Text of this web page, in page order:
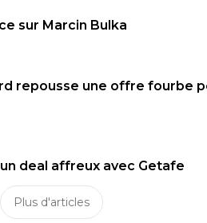
sur Marcin Bulka
repousse une offre fourbe
deal affreux avec Getafe
Plus d'articles